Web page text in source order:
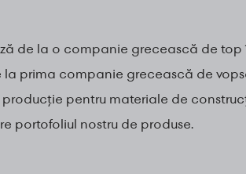
de la o companie grecească de top
prima companie grecească de
pentru materiale de
portofoliul nostru de produse.